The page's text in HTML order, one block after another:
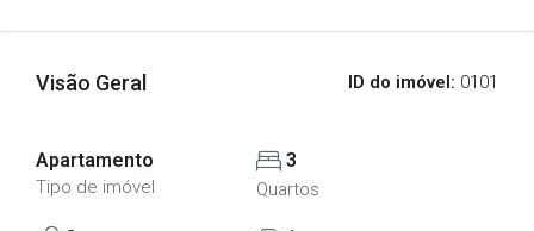
Visão Geral ID do imóvel: 0101
Apartamento
Tipo de imóvel
3
Quartos